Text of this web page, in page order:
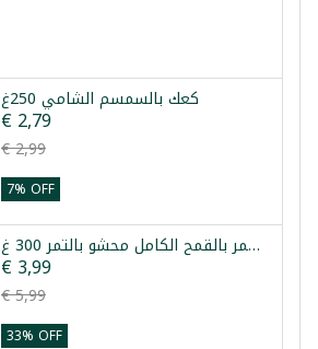
كعك بالسمسم الشامي 250غ
€ 2,79
€ 2,99
7% OFF
معمول قطف التمر بالقمح الكامل محشو بالتمر 300 غ
€ 3,99
€ 5,99
33% OFF